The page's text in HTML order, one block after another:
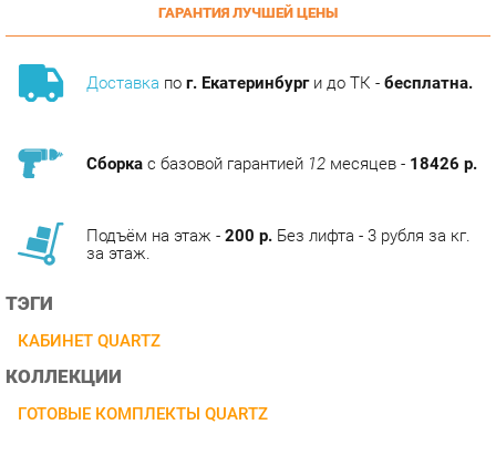
Доставкапог. Екатеринбурги до ТК -бесплатна.
ТЭГИ
ОПИСАНИЕ